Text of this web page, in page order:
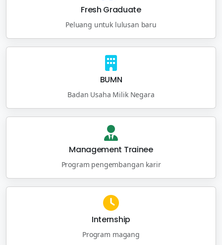
Fresh Graduate
Peluang untuk lulusan baru
BUMN
Badan Usaha Milik Negara
Management Trainee
Program pengembangan karir
Internship
Program magang